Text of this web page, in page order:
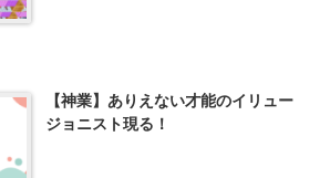
【神業】ありえない才能のイリュー
ジョニスト現る！